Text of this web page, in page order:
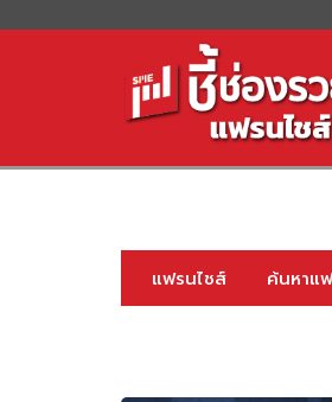
แฟรนไชส์ ค้นหาแ